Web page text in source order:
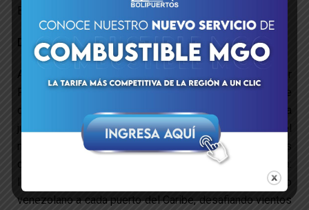
Bolivariana (FANB).
Doctrina militar y soberanía en alta mar
A través de una publicación del Ministerio del Poder
Popular para la Defensa, se destacó el impecable
desempeño de la tripulación durante la travesía: «La
juventud militar, hombres y mujeres forjados con el
mismo temple de los libertadores, regresa a casa tras
cumplir con la máxima precisión la misión encomendada:
llevar el arte, la cultura y el espíritu indomable del pueblo
venezolano a cada puerto del Caribe, desafiando vientos